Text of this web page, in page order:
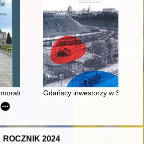
synów szlacheckich w XVI-
Gdańscy inwestorzy w
ROCZNIK 2024